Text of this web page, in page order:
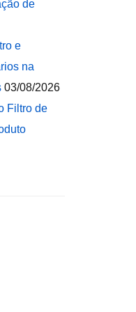
de
e
na
03/08/2026
Filtro de